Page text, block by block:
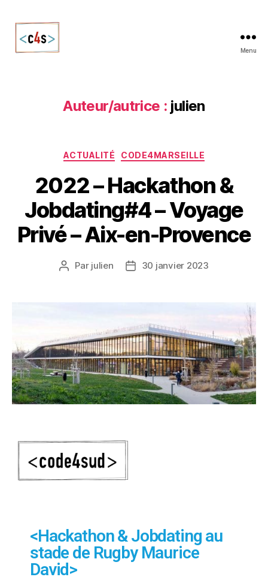
Menu
Auteur/autrice : julien
ACTUALITÉ CODE4MARSEILLE
2022 – Hackathon &
Jobdating#4 – Voyage
Privé – Aix-en-Provence
Par julien 30 janvier 2023
<Hackathon & Jobdating au
stade de Rugby Maurice
David>